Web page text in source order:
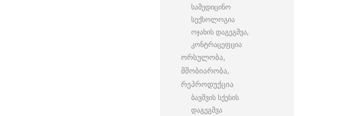
სამედიცინო
სექსოლოგია
ოჯახის დაგეგმვა,
კონტრაცეფცია
ორსულობა,
მშობიარობა,
რეპროდუქცია
ბავშვის სქესის
დაგეგმვა